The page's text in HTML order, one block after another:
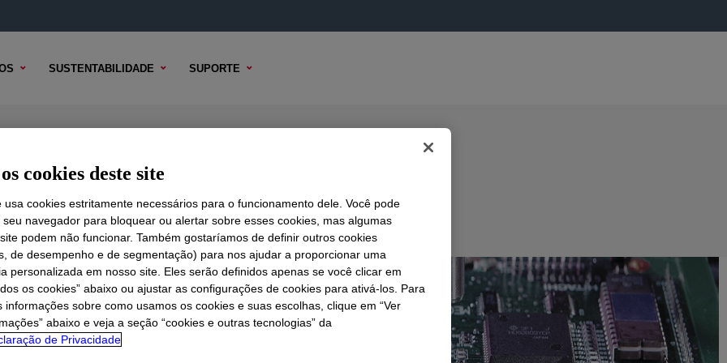
SUSTENTABILIDADE SUPORTE
TÉCNICO OPÇÕES DE AMOSTRA OPÇÕES DE COMPRA
cookies deste site
usa cookies estritamente necessários para o funcionamento dele. Você pode
navegador para bloquear ou alertar sobre esses cookies, mas algumas
podem não funcionar. Também gostaríamos de definir outros cookies
de desempenho e de segmentação) para nos ajudar a proporcionar uma
personalizada em nosso site. Eles serão definidos apenas se você clicar em
os cookies” abaixo ou ajustar as configurações de cookies para ativá-los. Para
informações sobre como usamos os cookies e suas escolhas, clique em “Ver
abaixo e veja a seção “cookies e outras tecnologias” da
de Privacidade